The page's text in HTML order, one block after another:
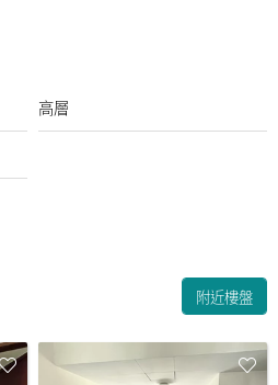
高層
附近樓盤